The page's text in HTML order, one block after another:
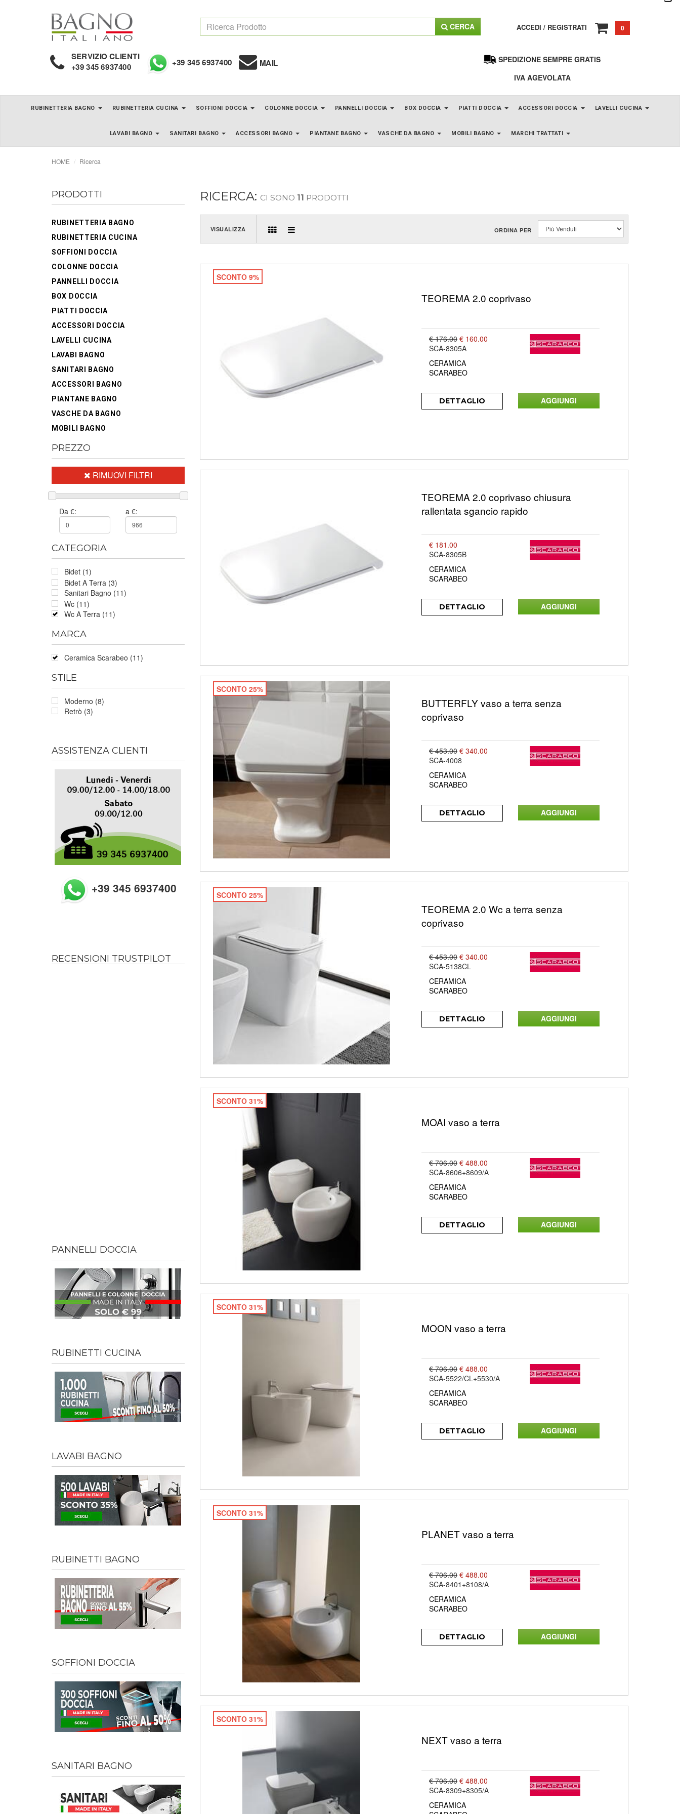
CERCA ACCEDI / REGISTRATI 0
SERVIZIO CLIENTI
+39 345 6937400 +39 345 6937400 MAIL
SPEDIZIONE SEMPRE GRATIS
IVA AGEVOLATA
RUBINETTERIA BAGNO RUBINETTERIA CUCINA SOFFIONI DOCCIA COLONNE DOCCIA PANNELLI DOCCIA BOX DOCCIA PIATTI DOCCIA ACCESSORI DOCCIA LAVELLI CUCINA
LAVABI BAGNO SANITARI BAGNO ACCESSORI BAGNO PIANTANE BAGNO VASCHE DA BAGNO MOBILI BAGNO MARCHI TRATTATI
HOME Ricerca
PRODOTTI
RUBINETTERIA BAGNO
RUBINETTERIA CUCINA
SOFFIONI DOCCIA
COLONNE DOCCIA
PANNELLI DOCCIA
BOX DOCCIA
PIATTI DOCCIA
ACCESSORI DOCCIA
LAVELLI CUCINA
LAVABI BAGNO
SANITARI BAGNO
ACCESSORI BAGNO
PIANTANE BAGNO
VASCHE DA BAGNO
MOBILI BAGNO
PREZZO
RIMUOVI FILTRI
Da €: a €:
CATEGORIA
Bidet (1)
Bidet A Terra (3)
Sanitari Bagno (11)
Wc (11)
Wc A Terra (11)
MARCA
Ceramica Scarabeo (11)
STILE
Moderno (8)
Retrò (3)
ASSISTENZA CLIENTI
+39 345 6937400
RECENSIONI TRUSTPILOT
PANNELLI DOCCIA
RUBINETTI CUCINA
LAVABI BAGNO
RUBINETTI BAGNO
SOFFIONI DOCCIA
SANITARI BAGNO
RICERCA: CI SONO 11 PRODOTTI
VISUALIZZA ORDINA PER
SCONTO 9%
TEOREMA 2.0 coprivaso
€ 176.00 € 160.00
SCA-8305A
CERAMICA
SCARABEO
DETTAGLIO
TEOREMA 2.0 coprivaso chiusura
rallentata sgancio rapido
€ 181.00
SCA-8305B
CERAMICA
SCARABEO
DETTAGLIO
SCONTO 25%
BUTTERFLY vaso a terra senza
coprivaso
€ 453.00 € 340.00
SCA-4008
CERAMICA
SCARABEO
DETTAGLIO
SCONTO 25%
TEOREMA 2.0 Wc a terra senza
coprivaso
€ 453.00 € 340.00
SCA-5138CL
CERAMICA
SCARABEO
DETTAGLIO
SCONTO 31%
MOAI vaso a terra
€ 706.00 € 488.00
SCA-8606+8609/A
CERAMICA
SCARABEO
DETTAGLIO
SCONTO 31%
MOON vaso a terra
€ 706.00 € 488.00
SCA-5522/CL+5530/A
CERAMICA
SCARABEO
DETTAGLIO
SCONTO 31%
PLANET vaso a terra
€ 706.00 € 488.00
SCA-8401+8108/A
CERAMICA
SCARABEO
DETTAGLIO
SCONTO 31%
NEXT vaso a terra
€ 706.00 € 488.00
SCA-8309+8305/A
CERAMICA